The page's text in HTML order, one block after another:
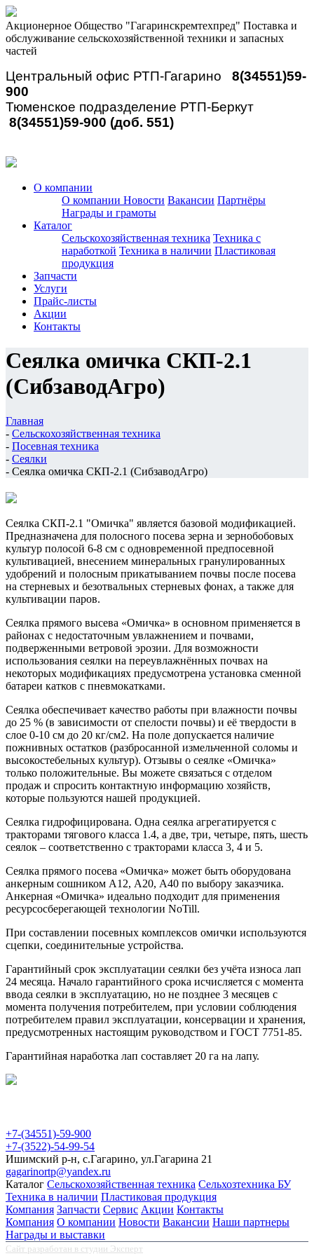
Акционерное Общество "Гагаринскремтехпред" Поставка и
обслуживание сельскохозяйственной техники и запасных
частей
Центральный офис РТП-Гагарино 8(34551)59-
900
Тюменское подразделение РТП-Беркут
8(34551)59-900 (доб. 551)
О компании
О компании Новости Вакансии Партнёры
Награды и грамоты
Каталог
Сельскохозяйственная техника Техника с
наработкой Техника в наличии Пластиковая
продукция
Запчасти
Услуги
Прайс-листы
Акции
Контакты
Сеялка омичка СКП-2.1
(СибзаводАгро)
Главная
- Сельскохозяйственная техника
- Посевная техника
- Сеялки
- Сеялка омичка СКП-2.1 (СибзаводАгро)
Сеялка СКП-2.1 "Омичка" является базовой модификацией.
Предназначена для полосного посева зерна и зернобобовых
культур полосой 6-8 см с одновременной предпосевной
культивацией, внесением минеральных гранулированных
удобрений и полосным прикатыванием почвы после посева
на стерневых и безотвальных стерневых фонах, а также для
культивации паров.
Сеялка прямого высева «Омичка» в основном применяется в
районах с недостаточным увлажнением и почвами,
подверженными ветровой эрозии. Для возможности
использования сеялки на переувлажнённых почвах на
некоторых модификациях предусмотрена установка сменной
батареи катков с пневмокатками.
Сеялка обеспечивает качество работы при влажности почвы
до 25 % (в зависимости от спелости почвы) и её твердости в
слое 0-10 см до 20 кг/см2. На поле допускается наличие
пожнивных остатков (разбросанной измельченной соломы и
высокостебельных культур). Отзывы о сеялке «Омичка»
только положительные. Вы можете связаться с отделом
продаж и спросить контактную информацию хозяйств,
которые пользуются нашей продукцией.
Сеялка гидрофицирована. Одна сеялка агрегатируется с
тракторами тягового класса 1.4, а две, три, четыре, пять, шесть
сеялок – соответственно с тракторами класса 3, 4 и 5.
Сеялка прямого посева «Омичка» может быть оборудована
анкерным сошником А12, А20, А40 по выбору заказчика.
Анкерная «Омичка» идеально подходит для применения
ресурсосберегающей технологии NoTill.
При составлении посевных комплексов омички используются
сцепки, соединительные устройства.
Гарантийный срок эксплуатации сеялки без учёта износа лап
24 месяца. Начало гарантийного срока исчисляется с момента
ввода сеялки в эксплуатацию, но не позднее 3 месяцев с
момента получения потребителем, при условии соблюдения
потребителем правил эксплуатации, консервации и хранения,
предусмотренных настоящим руководством и ГОСТ 7751-85.
Гарантийная наработка лап составляет 20 га на лапу.
+7-(34551)-59-900
+7-(3522)-54-99-54
Ишимский р-н, с.Гагарино, ул.Гагарина 21
gagarinortp@yandex.ru
Каталог Сельскохозяйственная техника Сельхозтехника БУ
Техника в наличии Пластиковая продукция
Компания Запчасти Сервис Акции Контакты
Компания О компании Новости Вакансии Наши партнеры
Награды и выставки
Сайт разработан в студии Эксперт